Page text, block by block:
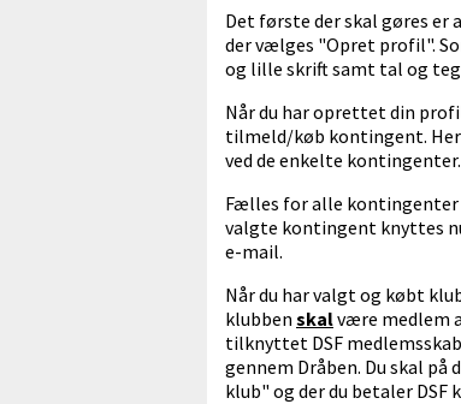
Det første der skal gøres er
der vælges "Opret profil".
og lille skrift samt tal og
Når du har oprettet din
tilmeld/køb kontingent. Her
ved de enkelte kontingenter.
Fælles for alle kontingenter
valgte kontingent knyttes
e-mail.
Når du har valgt og købt
klubben skalvære medlem
tilknyttet DSF
gennem Dråben. Du skal
klub" og der du betaler